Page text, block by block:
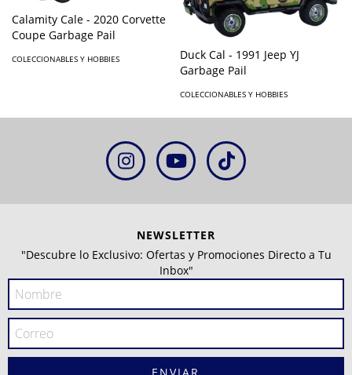
Calamity Cale - 2020 Corvette
Coupe Garbage Pail
COLECCIONABLES Y HOBBIES
Duck Cal - 1991 Jeep YJ
Garbage Pail
COLECCIONABLES Y HOBBIES
NEWSLETTER
"Descubre lo Exclusivo: Ofertas y Promociones Directo a Tu
Inbox"